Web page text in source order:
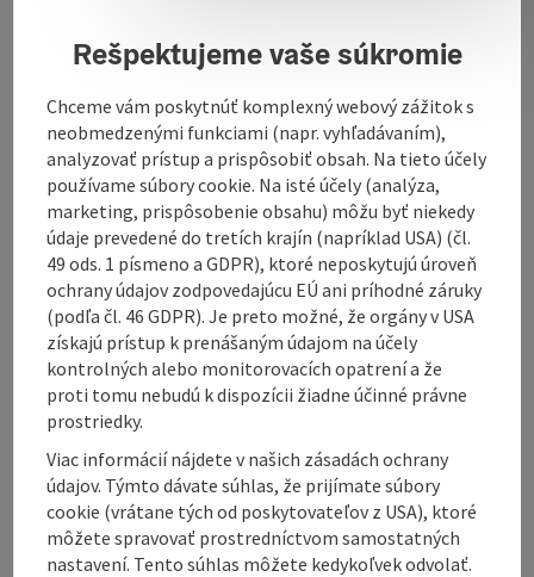
Weddings, portraits, family photos, ...
Contact
Opening hours
Arrival
Accessibility
Rešpektujeme vaše súkromie
Chceme vám poskytnúť komplexný webový zážitok s
neobmedzenými funkciami (napr. vyhľadávaním),
analyzovať prístup a prispôsobiť obsah. Na tieto účely
používame súbory cookie. Na isté účely (analýza,
marketing, prispôsobenie obsahu) môžu byť niekedy
údaje prevedené do tretích krajín (napríklad USA) (čl.
49 ods. 1 písmeno a GDPR), ktoré neposkytujú úroveň
ochrany údajov zodpovedajúcu EÚ ani príhodné záruky
(podľa čl. 46 GDPR). Je preto možné, že orgány v USA
získajú prístup k prenášaným údajom na účely
kontrolných alebo monitorovacích opatrení a že
proti tomu nebudú k dispozícii žiadne účinné právne
prostriedky.
Viac informácií nájdete v našich zásadách ochrany
údajov. Týmto dávate súhlas, že prijímate súbory
cookie (vrátane tých od poskytovateľov z USA), ktoré
môžete spravovať prostredníctvom samostatných
nastavení. Tento súhlas môžete kedykoľvek odvolať.